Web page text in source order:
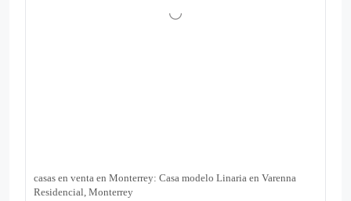
casas en venta en Monterrey: Casa modelo Linaria en Varenna
Residencial, Monterrey